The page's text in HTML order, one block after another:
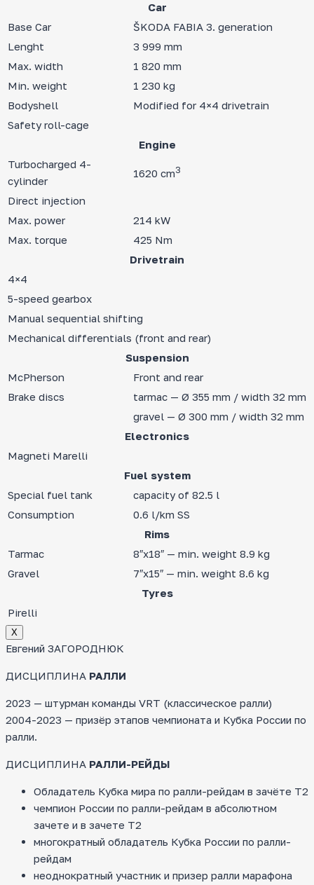
Car
Base Car
ŠKODA FABIA 3. generation
Lenght
3 999 mm
Max. width
1 820 mm
Min. weight
1 230 kg
Bodyshell
Modified for 4×4 drivetrain
Safety roll-cage
Engine
Turbocharged 4-
cylinder
1620 cm3
Direct injection
Max. power
214 kW
Max. torque
425 Nm
Drivetrain
4×4
5-speed gearbox
Manual sequential shifting
Mechanical differentials (front and rear)
Suspension
McPherson
Front and rear
Brake discs
tarmac — Ø 355 mm / width 32 mm
gravel — Ø 300 mm / width 32 mm
Electronics
Magneti Marelli
Fuel system
Special fuel tank
capacity of 82.5 l
Consumption
0.6 l/km SS
Rims
Tarmac
8″x18″ — min. weight 8.9 kg
Gravel
7″x15″ — min. weight 8.6 kg
Tyres
Pirelli
Х
Евгений ЗАГОРОДНЮК
ДИСЦИПЛИНА РАЛЛИ
2023 — штурман команды VRT (классическое ралли)
2004-2023 — призёр этапов чемпионата и Кубка России по
ралли.
ДИСЦИПЛИНА РАЛЛИ-РЕЙДЫ
Обладатель Кубка мира по ралли-рейдам в зачёте Т2
чемпион России по ралли-рейдам в абсолютном
зачете и в зачете Т2
многократный обладатель Кубка России по ралли-
рейдам
неоднократный участник и призер ралли марафона